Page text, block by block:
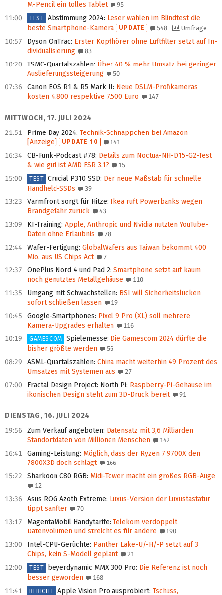
M-Pencil ein tolles Tablet
95
11:00 TEST Abstimmung 2024: Leser wählen im Blindtest die
beste Smartphone-Kamera
UPDATE 548 Umfrage
10:57 Dyson OnTrac: Erster Kopfhörer ohne Luft­filter setzt auf In­
di­vi­du­ali­sie­rung
83
10:20 TSMC-Quartalszahlen: Über 40 % mehr Umsatz bei geringer
Auslieferungs­steige­rung
50
07:36 Canon EOS R1 & R5 Mark II: Neue DSLM-Profikameras
kosten 4.800 respektive 7.500 Euro
147
MITTWOCH, 17. JULI 2024
21:51
Prime Day 2024: Technik-Schnäppchen bei Amazon
[Anzeige]
UPDATE 10 141
16:34 CB-Funk-Podcast #78: Details zum Noctua-NH-D15-G2-Test
& wie gut ist AMD FSR 3.1?
15
15:00 TEST Crucial P310 SSD: Der neue Maßstab für schnelle
Handheld-SSDs
39
13:23 Varmfront sorgt für Hitze: Ikea ruft Powerbanks wegen
Brandgefahr zurück
43
13:09 KI-Training: Apple, Anthropic und Nvidia nutzten YouTube-
Daten ohne Erlaubnis
78
12:44 Wafer-Fertigung: GlobalWafers aus Taiwan bekommt 400
Mio. aus US Chips Act
7
12:37 OnePlus Nord 4 und Pad 2: Smartphone setzt auf kaum
noch genutztes Metallgehäuse
110
11:35 Umgang mit Schwachstellen: BSI will Sicherheitslücken
sofort schließen lassen
19
10:45 Google-Smartphones: Pixel 9 Pro (XL) soll mehrere
Kamera-Upgrades erhalten
116
10:19 GAMESCOM Spielemesse: Die Gamescom 2024 dürfte die
bisher größte werden
56
08:29 ASML-Quartalszahlen: China macht weiterhin 49 Prozent des
Umsatzes mit Systemen aus
27
07:00 Fractal Design Project: North Pi: Raspberry-Pi-Gehäuse im
ikonischen Design steht zum 3D-Druck bereit
91
DIENSTAG, 16. JULI 2024
19:56
Zum Verkauf angeboten: Datensatz mit 3,6 Milliarden
Standortdaten von Millionen Menschen
142
16:41 Gaming-Leistung: Möglich, dass der Ryzen 7 9700X den
7800X3D doch schlägt
166
15:22 Sharkoon C80 RGB: Midi-Tower macht ein großes RGB-Auge
12
13:36 Asus ROG Azoth Extreme: Luxus-Version der Luxustastatur
tippt sanfter
70
13:17 MagentaMobil Handytarife: Telekom verdoppelt
Datenvolumen und streicht es für andere
190
13:00 Intel-CPU-Gerüchte: Panther Lake-U/-H/-P setzt auf 3
Chips, kein S-Modell geplant
21
12:00 TEST beyerdynamic MMX 300 Pro: Die Referenz ist noch
besser geworden
168
11:41 BERICHT Apple Vision Pro ausprobiert: Tschüss,